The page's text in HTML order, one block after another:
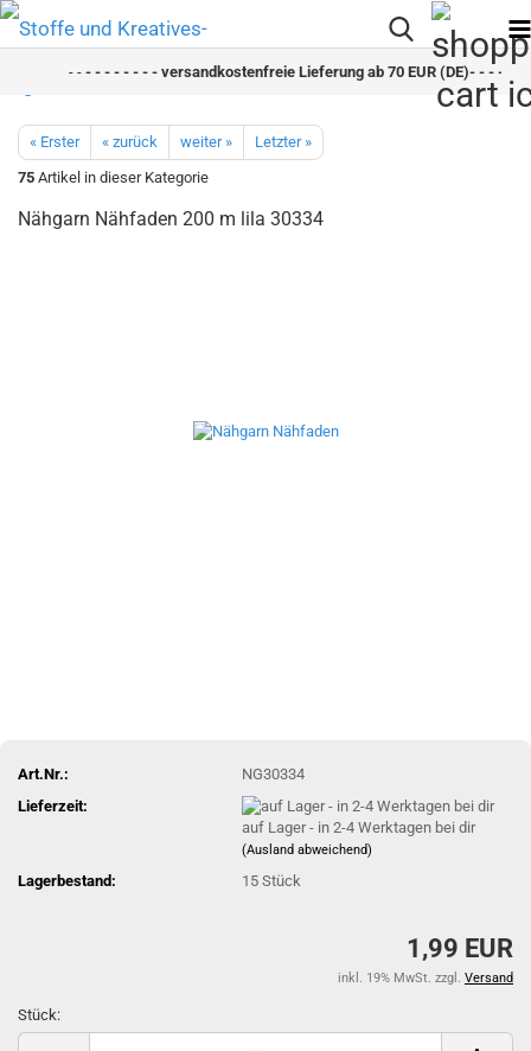
- - - - - - - - versandkostenfreie Lieferung ab 70 EUR (DE)- - - - - -
« Erster « zurück weiter »
Letzter »
75 Artikel in dieser Kategorie
Nähgarn Nähfaden 200 m lila 30334
Art.Nr.:
NG30334
Lieferzeit:
auf Lager - in 2-4 Werktagen bei dir
(Ausland abweichend)
Lagerbestand: 15Stück
1,99 EUR
inkl. 19% MwSt. zzgl. Versand
Stück:
Stück